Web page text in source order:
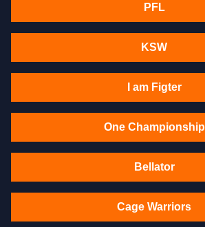
PFL
KSW
I am Figter
One Championship
Bellator
Cage Warriors